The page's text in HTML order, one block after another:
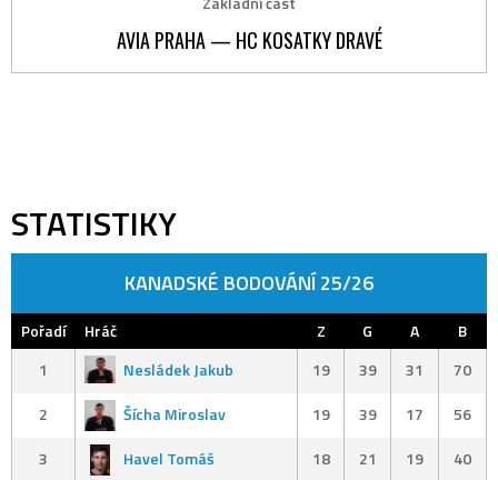
AVIA PRAHA — HC KOSATKY DRAVÉ
STATISTIKY
KANADSKÉ BODOVÁNÍ 25/26
Pořadí Hráč Z G A
B
1
Nesládek Jakub 19 39 31
70
2
Šícha Miroslav 19 39 17
56
3
Havel Tomáš 18 21 19
40